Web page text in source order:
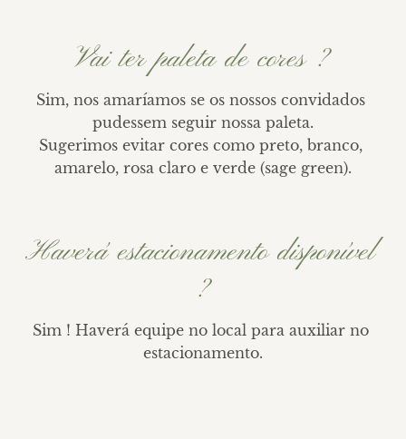
Vai ter paleta de cores ?
Sim, nos amaríamos se os nossos convidados
pudessem seguir nossa paleta.
Sugerimos evitar cores como preto, branco,
amarelo, rosa claro e verde (sage green).
Haverá estacionamento disponível
?
Sim ! Haverá equipe no local para auxiliar no
estacionamento.